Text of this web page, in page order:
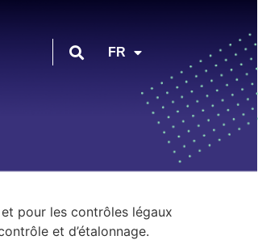
FR
AR
pour les contrôles légaux
et d’étalonnage.